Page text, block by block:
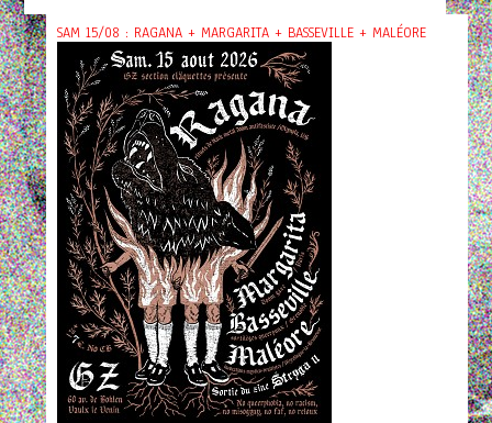
SAM 15/08 : RAGANA + MARGARITA + BASSEVILLE + MALÉORE